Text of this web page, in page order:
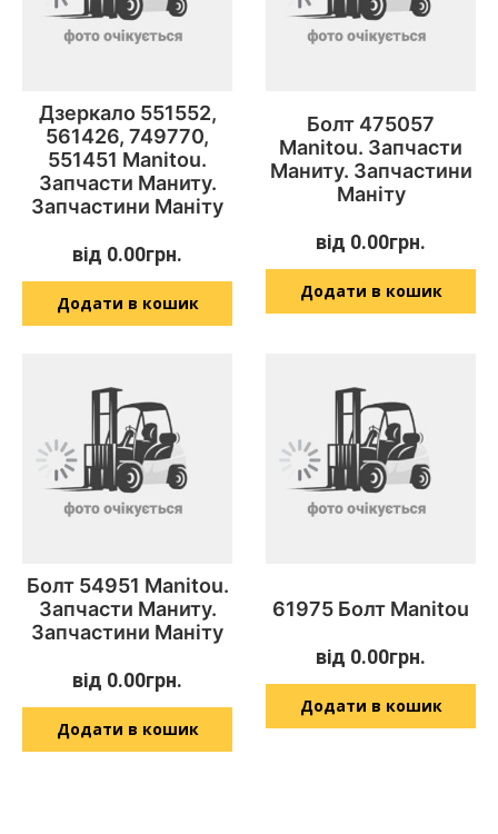
Дзеркало 551552,
561426, 749770,
551451 Manitou.
Запчасти Маниту.
Запчастини Маніту
від 0.00грн.
Додати в кошик
Болт 475057
Manitou. Запчасти
Маниту. Запчастини
Маніту
від 0.00грн.
Додати в кошик
Болт 54951 Manitou.
Запчасти Маниту.
Запчастини Маніту
від 0.00грн.
Додати в кошик
61975 Болт Manitou
від 0.00грн.
Додати в кошик